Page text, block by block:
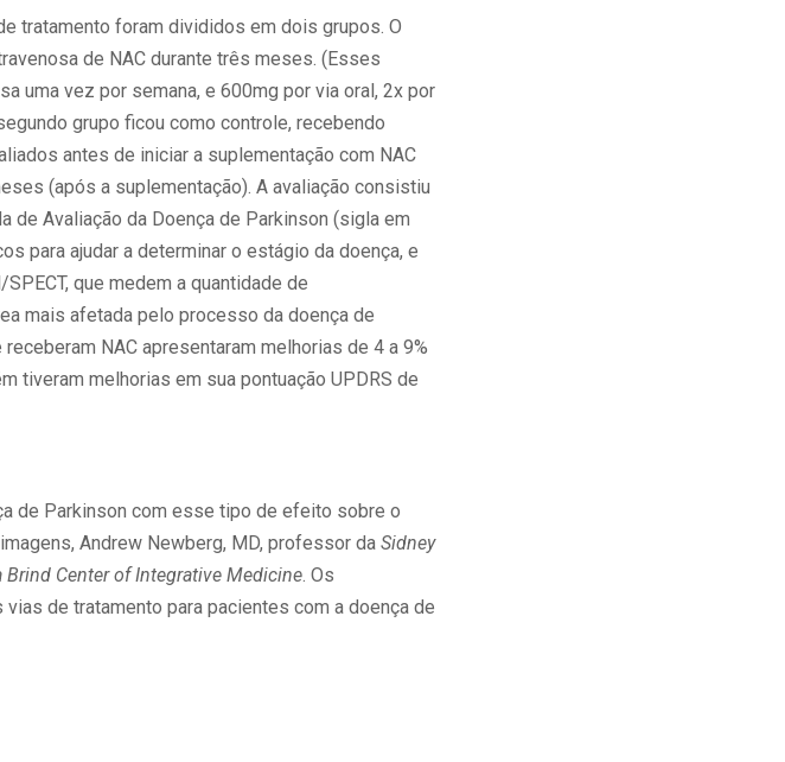
tratamento foram divididos em dois grupos. O
de NAC durante três meses. (Esses
uma vez por semana, e 600mg por via oral, 2x por
grupo ficou como controle, recebendo
antes de iniciar a suplementação com NAC
(após a suplementação). A avaliação consistiu
de Avaliação da Doença de Parkinson (sigla em
para ajudar a determinar o estágio da doença, e
que medem a quantidade de
mais afetada pelo processo da doença de
NAC apresentaram melhorias de 4 a 9%
tiveram melhorias em sua pontuação UPDRS de
de Parkinson com esse tipo de efeito sobre o
Andrew Newberg, MD, professor da Sidney
Brind Center of Integrative Medicine. Os
de tratamento para pacientes com a doença de